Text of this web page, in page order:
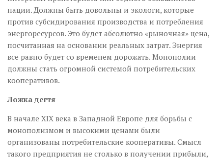
нации. Должны быть довольны и экологи, которые
против субсидирования производства и потребления
энергоресурсов. Это будет абсолютно «рыночная» цена,
посчитанная на основании реальных затрат. Энергия
все равно будет со временем дорожать. Монополии
должны стать огромной системой потребительских
кооперативов.
Ложка дегтя
В начале XIX века в Западной Европе для борьбы с
монополизмом и высокими ценами были
организованы потребительские кооперативы. Смысл
такого предприятия не столько в получении прибыли,